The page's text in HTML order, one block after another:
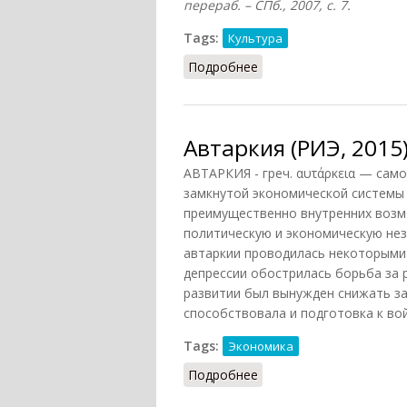
перераб. – СПб., 2007, с. 7.
Tags:
Культура
Подробнее
Автаркия (РИЭ,
АВТАРКИЯ - греч. αυτάρκεια —
замкнутой экономической
преимущественно внутренних
политическую и экономическую
автаркии проводилась
депрессии обострилась борьба за
развитии был вынужден снижать
способствовала и подготовка к
Tags:
Экономика
Подробнее